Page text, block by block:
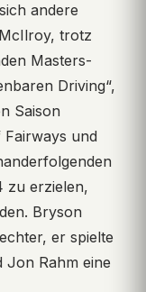
andere
trotz
Masters-
Driving“,
Saison
und
zu erzielen,
Bryson
er spielte
Rahm eine